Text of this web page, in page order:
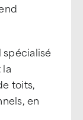
spécialisé
toits,
en